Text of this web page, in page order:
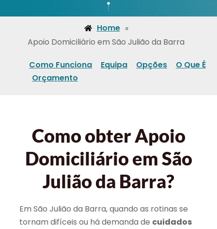
Home »
Apoio Domiciliário em São Julião da Barra
Como Funciona Equipa Opções
O Que É
Orçamento
Como obter Apoio
Domiciliário em São
Julião da Barra?
Em São Julião da Barra, quando as rotinas se
tornam difíceis ou há demanda de cuidados